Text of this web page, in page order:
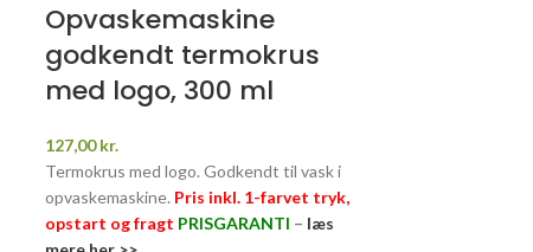
Opvaskemaskine
godkendt termokrus
med logo, 300 ml
127,00kr.
Termokrus med logo. Godkendt til vask i
opvaskemaskine. Pris inkl. 1-farvet tryk,
opstart og fragt PRISGARANTI – læs